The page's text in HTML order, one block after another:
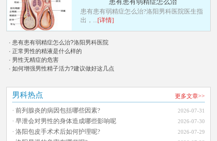
患有患有弱精症怎么治
患有患有弱精症怎么治?洛阳男科医院医生指
出，... [详情]
· 患有患有弱精症怎么治?洛阳男科医院
· 正常男性的精液是什么样的
· 男性无精症的危害
· 如何增强男性精子活力?建议做好这几点
男科热点 更多文章>>
· 前列腺炎的病因包括哪些因素? 2026-07-31
· 早泄会对男性的身体造成哪些影响呢 2026-07-30
· 洛阳包皮手术术后如何护理呢? 2026-07-29